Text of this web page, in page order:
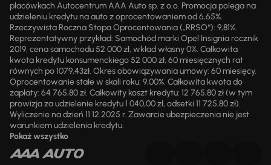
placówkach Autocentrum AAA Auto sp. z o.o. Promocja polega na
udzieleniu kredytu na auto z oprocentowaniem od 6,65%.
Rzeczywista Roczna Stopa Oprocentowania („RRSO“): 9,81%.
Reprezentatywny przykład: Samochód marki Opel Insignia rocznik
2019, cena samochodu 52 000 zł, wkład własny 0%. Całkowita
kwota kredytu konsumenckiego 52 000 zł, 60 miesięcznych rat
równych po 1079,43zł. Okres obowiązywania umowy: 60 miesięcy.
Oprocentowanie stałe w skali roku: 9,00%. Całkowita kwota do
zapłaty: 64 765,80 zł. Całkowity koszt kredytu: 12 765,80 zł (w tym
prowizja za udzielenie kredytu 1 040,00 zł, odsetki 11 725,80 zł).
Wyliczenie na dzień 11.12.2025 r. Zawarcie ubezpieczenia nie jest
warunkiem udzielenia kredytu.
Pokaż wszystko